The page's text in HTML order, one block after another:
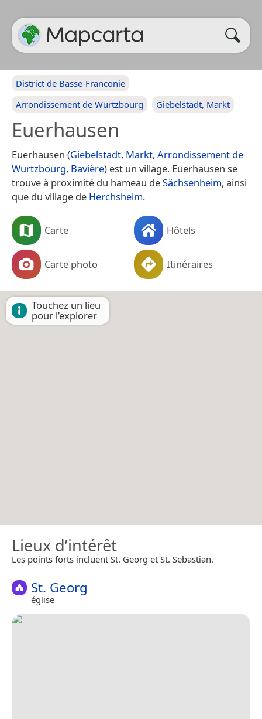
District de Basse-Franconie
Arrondissement de Wurtzbourg
Giebelstadt, Markt
Euerhausen
Euerhausen (Giebelstadt, Markt, Arrondissement de
Wurtzbourg, Bavière) est un village. Euerhausen se
trouve à proximité du hameau deSächsenheim, ainsi
que du village de Herchsheim.
Carte Hôtels
Carte photo Itinéraires
Touchez un lieu
pour l’explorer
Lieux d’intérêt
Les points forts incluent St. Georg et St. Sebastian.
St. Georg
église